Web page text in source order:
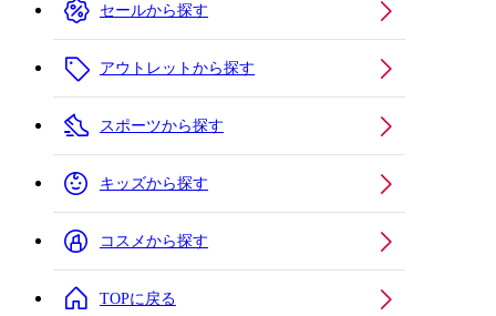
セールから探す
アウトレットから探す
スポーツから探す
キッズから探す
コスメから探す
TOPに戻る